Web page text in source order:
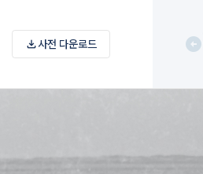
arrow_circle_left
download사전 다운로드